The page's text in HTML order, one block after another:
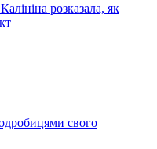
розказала, як
свого